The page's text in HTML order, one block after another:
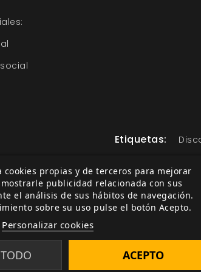
Etiquetas:
la
Relacionada por
La Tarasca en Cubil de
cookies propias y de terceros para mejorar
publicidad relacionada con sus
el análisis de sus hábitos de navegación.
sobre su uso pulse el botón Acepto.
Personalizar cookies
ACEPTO